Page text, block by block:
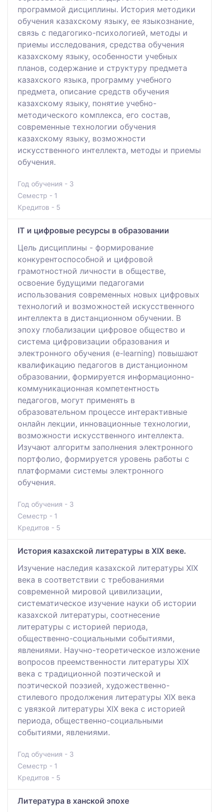
программой дисциплины. История методики
обучения казахскому языку, ее языкознание,
связь с педагогико-психологией, методы и
приемы исследования, средства обучения
казахскому языку, особенности учебных
планов, содержание и структуру предмета
казахского языка, программу учебного
предмета, описание средств обучения
казахскому языку, понятие учебно-
методического комплекса, его состав,
современные технологии обучения
казахскому языку, возможности
искусственного интеллекта, методы и приемы
обучения.
Год обучения - 3
Семестр - 1
Кредитов - 5
ІТ и цифровые ресурсы в образовании
Цель дисциплины - формирование
конкурентоспособной и цифровой
грамотностной личности в обществе,
освоение будущими педагогами
использования современных новых цифровых
технологий и возможностей искусственного
интеллекта в дистанционном обучении. В
эпоху глобализации цифровое общество и
система цифровизации образования и
электронного обучения (e-learning) повышают
квалификацию педагогов в дистанционном
образовании, формируется информационно-
коммуникационная компетентность
педагогов, могут применять в
образовательном процессе интерактивные
онлайн лекции, инновационные технологии,
возможности искусственного интеллекта.
Изучают алгоритм заполнения электронного
портфолио, формируется уровень работы с
платформами системы электронного
обучения.
Год обучения - 3
Семестр - 1
Кредитов - 5
История казахской литературы в XIX веке.
Изучение наследия казахской литературы ХІХ
века в соответствии с требованиями
современной мировой цивилизации,
систематическое изучение науки об истории
казахской литературы, соотнесение
литературы с историей периода,
общественно-социальными событиями,
явлениями. Научно-теоретическое изложение
вопросов преемственности литературы ХІХ
века с традиционной поэтической и
поэтической поэзией, художественно-
стилевого продолжения литературы ХІХ века
с увязкой литературы ХІХ века с историей
периода, общественно-социальными
событиями, явлениями.
Год обучения - 3
Семестр - 1
Кредитов - 5
Литература в ханской эпохе